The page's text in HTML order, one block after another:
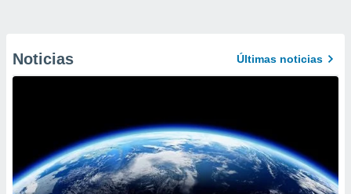
Noticias Últimas noticias